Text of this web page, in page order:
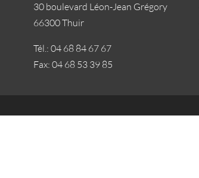
30 boulevard Léon-Jean Grégory
66300 Thuir
Tél.: 04 68 84 67 67
Fax: 04 68 53 39 85